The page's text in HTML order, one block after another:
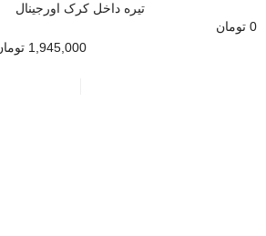
0 تومان
تیره داخل کرک اورجینال
1,945,000 تومان